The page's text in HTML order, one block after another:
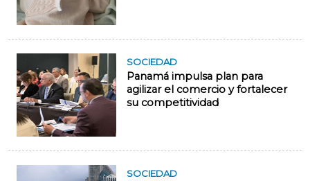
SOCIEDAD
Panamá impulsa plan para
agilizar el comercio y fortalecer
su competitividad
SOCIEDAD